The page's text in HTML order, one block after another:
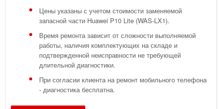
Цены указаны с учетом стоимости заменяемой
запасной части Huawei P10 Lite (WAS-LX1).
Время ремонта зависит от сложности выполняемой
работы, наличия комплектующих на складе и
подтвержденной неисправности не требующей
длительной диагностики.
При согласии клиента на ремонт мобильного телефона
- диагностика бесплатна.